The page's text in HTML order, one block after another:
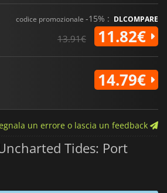
codice promozionale -15% : DLCOMPARE
13.91€ 11.82€
14.79€
un errore o lascia un feedback
Tides: Port